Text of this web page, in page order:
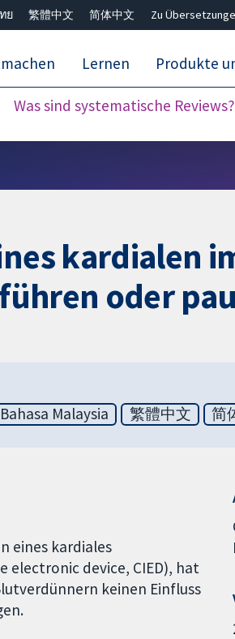
ย 繁體中文 简体中文 Zu
Was sind systematische Reviews?
Lernen Produkte
kardialen
oder
Bahasa Malaysia 繁體中文 简
eines kardiales
electronic device, CIED), hat
keinen Einfluss